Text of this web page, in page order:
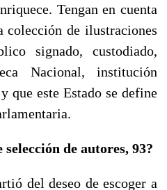
Tengan en cuenta
colección de ilustraciones
signado, custodiado,
Nacional, institución
que este Estado se define
de autores, 93?
del deseo de escoger a